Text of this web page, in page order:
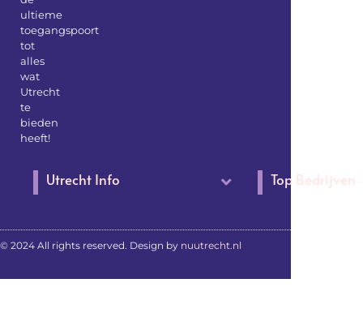
ultieme
toegangspoort
tot
alles
wat
Utrecht
te
bieden
heeft!
Utrecht Info Top Bedrijven
© 2024 All rights reserved. Design by nuutrecht.nl